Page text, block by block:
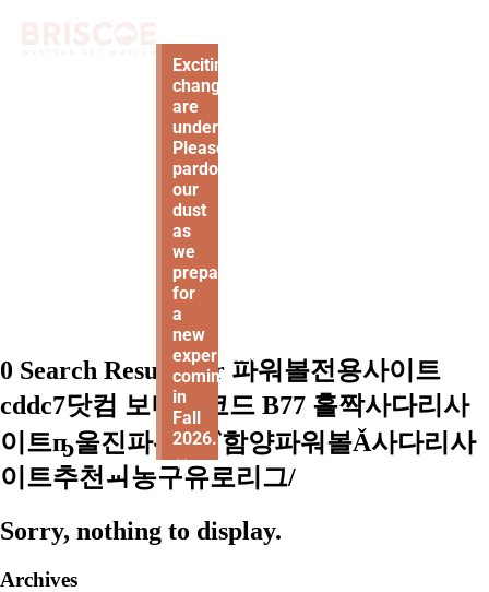
Exciting
changes
are
underway!
Please
pardon
our
dust
as
we
prepare
for
a
new
experience
coming
in
Fall
2026.
×
0 Search Results for 파워볼전용사이트
cddc7닷컴 보너스코드 B77 홀짝사다리사
이트ҧ울진파워볼⁀함양파워볼Ǎ사다리사
이트추천ㆉ농구유로리그/
Sorry, nothing to display.
Archives